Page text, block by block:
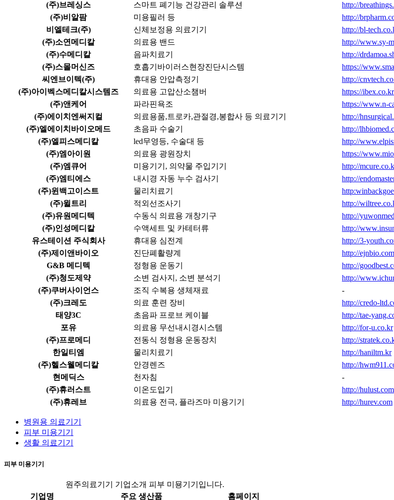
(주)브레싱스
스마트 폐기능 건강관리 솔루션
http://
(주)비알팜
미용필러 등
http://
비엘테크(주)
신체보정용 의료기기
http://bl-
(주)소연메디칼
의료용 밴드
http://www.sy-
(주)수메디칼
음파치료기
http://
(주)스몰머신즈
호흡기바이러스현장진단시스템
https://
씨엔브이텍(주)
휴대용 안압측정기
http://
(주)아이벡스메디칼시스템즈
의료용 고압산소챔버
https://ibex.co.kr
(주)앤케어
파라핀욕조
https://www.n-
(주)에이치엔써지컬
의료용품,트로카,관절경,봉합사 등 의료기기
http://
(주)엘에이치바이오메드
초음파 수술기
http://
(주)엘피스메디칼
led무영등, 수술대 등
http://
(주)엠아이원
의료용 광원장치
https://
(주)엠큐어
미용기기, 의약물 주입기기
http://
(주)엠티에스
내시경 자동 누수 검사기
http://
(주)윈백고이스트
물리치료기
(주)윌트리
적외선조사기
http://
(주)유원메디텍
수동식 의료용 개창기구
http://
(주)인성메디칼
수액세트 및 카테터류
http://
유스테이션 주식회사
휴대용 심전계
http://3-
(주)제이앤바이오
진단폐활량계
http://ejnbio.com
G&B 메디텍
정형용 운동기
http://
(주)청도제약
소변 검사지, 소변 분석기
http://
(주)쿠버사이언스
조직 수복용 생체재료
-
(주)크레도
의료 훈련 장비
http://credo-
태양3C
초음파 프로브 케이블
http://tae-
포유
의료용 무선내시경시스템
http://for-u.co.kr
(주)프로메디
전동식 정형용 운동장치
http://
한일티엠
물리치료기
http://haniltm.kr
(주)헬스웰메디칼
안경렌즈
http://
현메딕스
천자침
-
(주)휴러스트
이온도입기
http://hulust.com
(주)휴레브
의료용 전극, 플라즈마 미용기기 http://hurev.com
병원용 의료기기
피부 미용기기
생활 의료기기
피부 미용기기
원주의료기기 기업소개 피부 미묭기기입니다.
기업명
주요 생산품 홈페이지